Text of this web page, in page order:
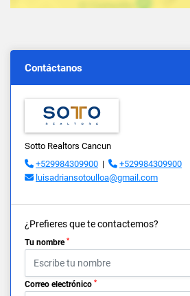
Contáctanos
Sotto Realtors Cancun
+529984309900 |
+529984309900
luisadriansotoulloa@gmail.com
¿Prefieres que te contactemos?
Tu nombre *
Correo electrónico *